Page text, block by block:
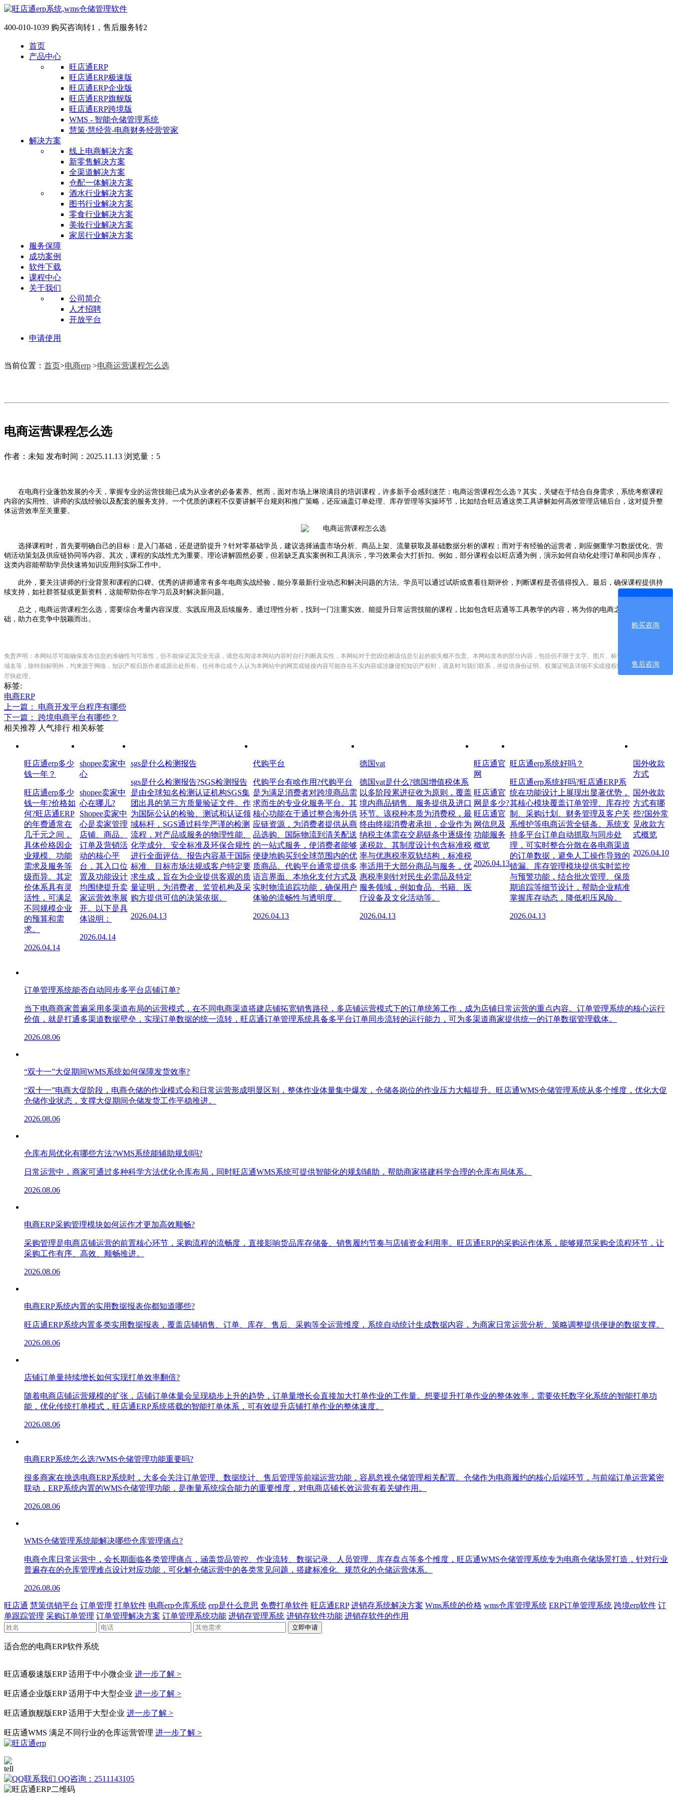
400-010-1039 购买咨询转1，售后服务转2
首页
产品中心
旺店通ERP
旺店通ERP极速版
旺店通ERP企业版
旺店通ERP旗舰版
旺店通ERP跨境版
WMS - 智能仓储管理系统
慧策·慧经营-电商财务经营管家
解决方案
线上电商解决方案
新零售解决方案
全渠道解决方案
仓配一体解决方案
酒水行业解决方案
图书行业解决方案
零食行业解决方案
美妆行业解决方案
家居行业解决方案
服务保障
成功案例
软件下载
课程中心
关于我们
公司简介
人才招聘
开放平台
申请使用
当前位置： 首页>电商erp >电商运营课程怎么选
电商运营课程怎么选
作者：未知 发布时间：2025.11.13 浏览量：5
在电商行业蓬勃发展的今天，掌握专业的运营技能已成为从业者的必备素养。然而，面对市场上琳琅满目的培训课程，许多新手会感到迷茫：电商运营课程怎么选？其实，关键在于结合自身需求，系统考察课程
内容的实用性、讲师的实战经验以及配套的服务支持。一个优质的课程不仅要讲解平台规则和推广策略，还应涵盖订单处理、库存管理等实操环节，比如结合旺店通这类工具讲解如何高效管理店铺后台，这对提升整
体运营效率至关重要。
选择课程时，首先要明确自己的目标：是入门基础，还是进阶提升？针对零基础学员，建议选择涵盖市场分析、商品上架、流量获取及基础数据分析的课程；而对于有经验的运营者，则应侧重学习数据优化、营
销活动策划及供应链协同等内容。其次，课程的实战性尤为重要。理论讲解固然必要，但若缺乏真实案例和工具演示，学习效果会大打折扣。例如，部分课程会以旺店通为例，演示如何自动化处理订单和同步库存，
这类内容能帮助学员快速将知识应用到实际工作中。
此外，要关注讲师的行业背景和课程的口碑。优秀的讲师通常有多年电商实战经验，能分享最新行业动态和解决问题的方法。学员可以通过试听或查看往期评价，判断课程是否值得投入。最后，确保课程提供持
续支持，如社群答疑或更新资料，这能帮助你在学习后及时解决新问题。
总之，电商运营课程怎么选，需要综合考量内容深度、实践应用及后续服务。通过理性分析，找到一门注重实效、能提升日常运营技能的课程，比如包含旺店通等工具教学的内容，将为你的电商之路奠定坚实基
础，助力在竞争中脱颖而出。
免责声明：本网站尽可能确保发布信息的准确性与可靠性，但不能保证其完全无误，请您在阅读本网站内容时自行判断真实性，本网站对于您因信赖该信息引起的损失概不负责。本网站发布的部分内容，包括但不限于文字、图片、标识、广告、商标、
域名等，除特别标明外，均来源于网络，知识产权归原作者或原出处所有。任何单位或个人认为本网站中的网页或链接内容可能存在不实内容或涉嫌侵犯知识产权时，请及时与我们联系，并提供身份证明、权属证明及详细不实或侵权情况证明，我们将
尽快处理。
标签:
电商ERP
上一篇： 电商开发平台程序有哪些
下一篇： 跨境电商平台有哪些？
相关推荐 人气排行 相关标签
旺店通erp多少
钱一年？
旺店通erp多少
钱一年?价格如
何?旺店通ERP
的年费通常在
几千元之间，
具体价格因企
业规模、功能
需求及服务等
级而异。其定
价体系具有灵
活性，可满足
不同规模企业
的预算和需
求。
2026.04.14
shopee卖家中
心
shopee卖家中
心在哪儿?
Shopee卖家中
心是卖家管理
店铺、商品、
订单及营销活
动的核心平
台，其入口位
置及功能设计
均围绕提升卖
家运营效率展
开。以下是具
体说明：
2026.04.14
sgs是什么检测报告
sgs是什么检测报告?SGS检测报告
是由全球知名检测认证机构SGS集
团出具的第三方质量验证文件。作
为国际公认的检验、测试和认证领
域标杆，SGS通过科学严谨的检测
流程，对产品或服务的物理性能、
化学成分、安全标准及环保合规性
进行全面评估。报告内容基于国际
标准、目标市场法规或客户特定要
求生成，旨在为企业提供客观的质
量证明，为消费者、监管机构及采
购方提供可信的决策依据。
2026.04.13
代购平台
代购平台有啥作用?代购平台
是为满足消费者对跨境商品需
求而生的专业化服务平台。其
核心功能在于通过整合海外供
应链资源，为消费者提供从商
品选购、国际物流到清关配送
的一站式服务，使消费者能够
便捷地购买到全球范围内的优
质商品。代购平台通常提供多
语言界面、本地化支付方式及
实时物流追踪功能，确保用户
体验的流畅性与透明度。
2026.04.13
德国vat
德国vat是什么?德国增值税体系
以多阶段累进征收为原则，覆盖
境内商品销售、服务提供及进口
环节。该税种本质为消费税，最
终由终端消费者承担，企业作为
纳税主体需在交易链条中逐级传
递税款。其制度设计包含标准税
率与优惠税率双轨结构，标准税
率适用于大部分商品与服务，优
惠税率则针对民生必需品及特定
服务领域，例如食品、书籍、医
疗设备及文化活动等。
2026.04.13
旺店通官
网
旺店通官
网是多少?
旺店通官
网信息及
功能服务
概览
2026.04.13
旺店通erp系统好吗？
旺店通erp系统好吗?旺店通ERP系
统在功能设计上展现出显著优势，
其核心模块覆盖订单管理、库存控
制、采购计划、财务管理及客户关
系维护等电商运营全链条。系统支
持多平台订单自动抓取与同步处
理，可实时整合分散在各电商渠道
的订单数据，避免人工操作导致的
错漏。库存管理模块提供实时监控
与预警功能，结合批次管理、保质
期追踪等细节设计，帮助企业精准
掌握库存动态，降低积压风险。
2026.04.13
国外收款
方式
国外收款
方式有哪
些?国外常
见收款方
式概览
2026.04.10
订单管理系统能否自动同步多平台店铺订单?
当下电商商家普遍采用多渠道布局的运营模式，在不同电商渠道搭建店铺拓宽销售路径，多店铺运营模式下的订单统筹工作，成为店铺日常运营的重点内容。订单管理系统的核心运行
价值，就是打通多渠道数据壁垒，实现订单数据的统一流转，旺店通订单管理系统具备多平台订单同步流转的运行能力，可为多渠道商家提供统一的订单数据管理载体。
2026.08.06
“双十一”大促期间WMS系统如何保障发货效率?
“双十一”电商大促阶段，电商仓储的作业模式会和日常运营形成明显区别，整体作业体量集中爆发，仓储各岗位的作业压力大幅提升。旺店通WMS仓储管理系统从多个维度，优化大促
仓储作业状态，支撑大促期间仓储发货工作平稳推进。
2026.08.06
仓库布局优化有哪些方法?WMS系统能辅助规划吗?
日常运营中，商家可通过多种科学方法优化仓库布局，同时旺店通WMS系统可提供智能化的规划辅助，帮助商家搭建科学合理的仓库布局体系。
2026.08.06
电商ERP采购管理模块如何运作才更加高效顺畅?
采购管理是电商店铺运营的前置核心环节，采购流程的流畅度，直接影响货品库存储备、销售履约节奏与店铺资金利用率。旺店通ERP的采购运作体系，能够规范采购全流程环节，让
采购工作有序、高效、顺畅推进。
2026.08.06
电商ERP系统内置的实用数据报表你都知道哪些?
旺店通ERP系统内置多类实用数据报表，覆盖店铺销售、订单、库存、售后、采购等全运营维度，系统自动统计生成数据内容，为商家日常运营分析、策略调整提供便捷的数据支撑。
2026.08.06
店铺订单量持续增长如何实现打单效率翻倍?
随着电商店铺运营规模的扩张，店铺订单体量会呈现稳步上升的趋势，订单量增长会直接加大打单作业的工作量。想要提升打单作业的整体效率，需要依托数字化系统的智能打单功
能，优化传统打单模式，旺店通ERP系统搭载的智能打单体系，可有效提升店铺打单作业的整体速度。
2026.08.06
电商ERP系统怎么选?WMS仓储管理功能重要吗?
很多商家在挑选电商ERP系统时，大多会关注订单管理、数据统计、售后管理等前端运营功能，容易忽视仓储管理相关配置。仓储作为电商履约的核心后端环节，与前端订单运营紧密
联动，ERP系统内置的WMS仓储管理功能，是衡量系统综合能力的重要维度，对电商店铺长效运营有着关键作用。
2026.08.06
WMS仓储管理系统能解决哪些仓库管理痛点?
电商仓库日常运营中，会长期面临各类管理痛点，涵盖货品管控、作业流转、数据记录、人员管理、库存盘点等多个维度，旺店通WMS仓储管理系统专为电商仓储场景打造，针对行业
普遍存在的仓库管理难点设计对应功能，可化解仓储运营中的各类常见问题，搭建标准化、规范化的仓储运营体系。
2026.08.06
旺店通 慧策供销平台 订单管理 打单软件 电商erp仓库系统 erp是什么意思 免费打单软件 旺店通ERP 进销存系统解决方案 Wms系统的价格 wms仓库管理系统 ERP订单管理系统 跨境erp软件 订
单跟踪管理 采购订单管理 订单管理解决方案 订单管理系统功能 进销存管理系统 进销存软件功能 进销存软件的作用
立即申请
适合您的电商ERP软件系统
旺店通极速版ERP 适用于中小微企业 进一步了解 >
旺店通企业版ERP 适用于中大型企业 进一步了解 >
旺店通旗舰版ERP 适用于大型企业 进一步了解 >
旺店通WMS 满足不同行业的仓库运营管理 进一步了解 >
QQ咨询：2511143105
购买咨询
售后咨询